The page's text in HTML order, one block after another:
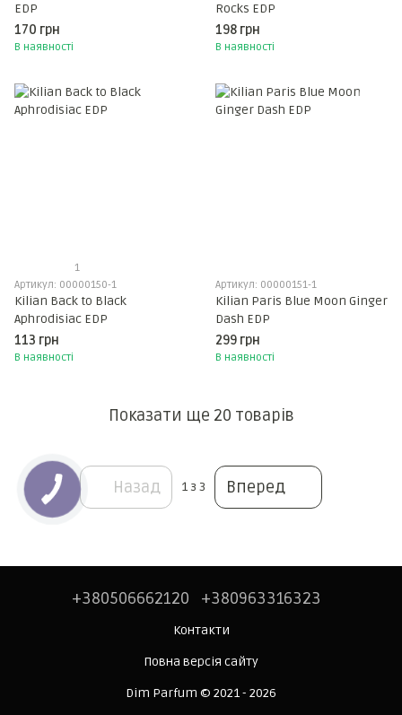
EDP
170 грн
В наявності
Rocks EDP
198 грн
В наявності
1
Артикул: 00000150-1
Kilian Back to Black
Aphrodisiac EDP
113 грн
В наявності
Артикул: 00000151-1
Kilian Paris Blue Moon Ginger
Dash EDP
299 грн
В наявності
Показати ще 20 товарів
Назад 1 з 3 Вперед
+380506662120 +380963316323
Контакти
Повна версія сайту
Dim Parfum © 2021 - 2026